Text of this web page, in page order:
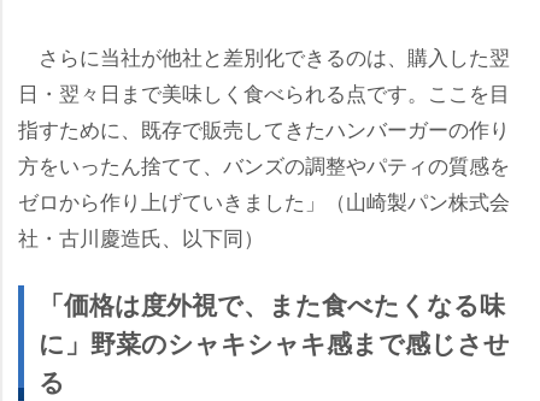
さらに当社が他社と差別化できるのは、購入した翌
日・翌々日まで美味しく食べられる点です。ここを目
指すために、既存で販売してきたハンバーガーの作り
方をいったん捨てて、バンズの調整やパティの質感を
ゼロから作り上げていきました」（山崎製パン株式会
社・古川慶造氏、以下同）
「価格は度外視で、また食べたくなる味
に」野菜のシャキシャキ感まで感じさせ
る